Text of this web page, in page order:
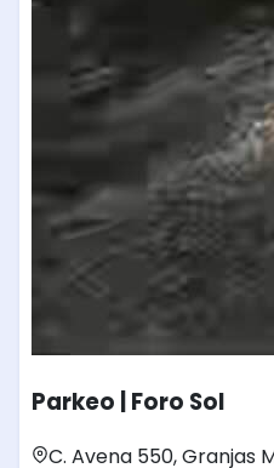
Parkeo | Foro Sol
C. Avena 550, Granjas